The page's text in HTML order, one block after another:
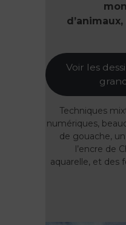
Voir les
Techniques
numériques,
de gouache,
l’encre de
aquarelle, et des